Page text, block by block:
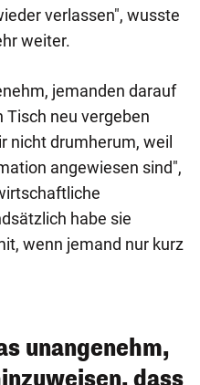
verlassen", wusste
weiter.
jemanden darauf
Tisch neu vergeben
nicht drumherum, weil
angewiesen sind",
habe sie
wenn jemand nur kurz
unangenehm,